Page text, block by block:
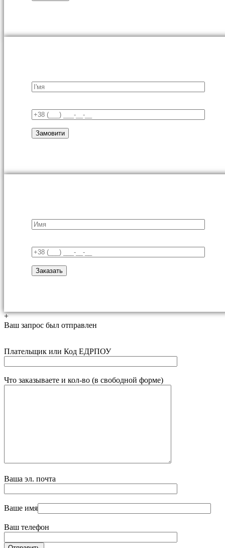
+
Ваш запрос был отправлен
Плательщик или Код ЕДРПОУ
Что заказываете и кол-во (в свободной форме)
Ваша эл. почта
Ваше имя
Ваш телефон